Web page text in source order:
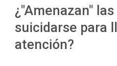
¿"Amenazan"
suicidarse para
atención?